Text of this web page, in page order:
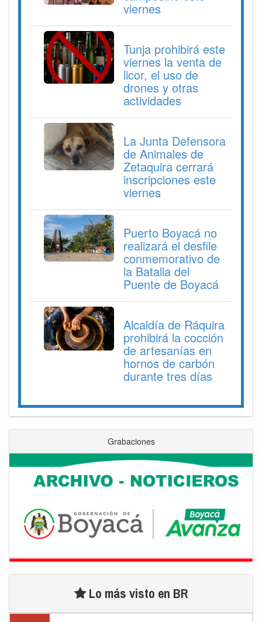
viernes
Tunja prohibirá este
viernes la venta de
licor, el uso de
drones y otras
actividades
La Junta Defensora
de Animales de
Zetaquira cerrará
inscripciones este
viernes
Puerto Boyacá no
realizará el desfile
conmemorativo de
la Batalla del
Puente de Boyacá
Alcaldía de Ráquira
prohibirá la cocción
de artesanías en
hornos de carbón
durante tres días
Grabaciones
Lo más visto en BR